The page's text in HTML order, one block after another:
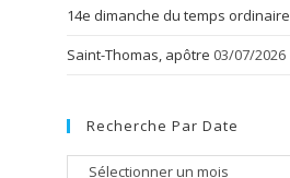
14e dimanche du temps ordinaire
Saint-Thomas, apôtre 03/07/2026
Recherche Par Date
Recherche